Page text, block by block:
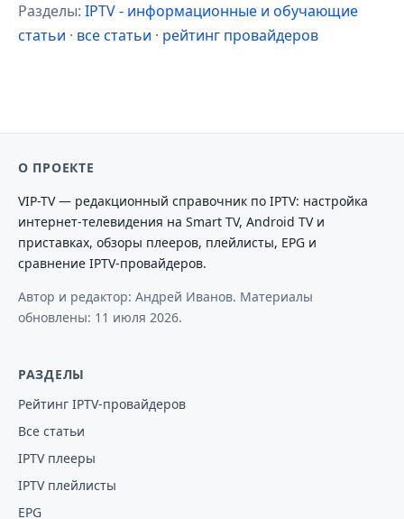
Разделы: IPTV - информационные и обучающие
статьи · все статьи · рейтинг провайдеров
О ПРОЕКТЕ
VIP-TV — редакционный справочник по IPTV: настройка
интернет-телевидения на Smart TV, Android TV и
приставках, обзоры плееров, плейлисты, EPG и
сравнение IPTV-провайдеров.
Автор и редактор: Андрей Иванов. Материалы
обновлены: 11 июля 2026.
РАЗДЕЛЫ
Рейтинг IPTV-провайдеров
Все статьи
IPTV плееры
IPTV плейлисты
EPG